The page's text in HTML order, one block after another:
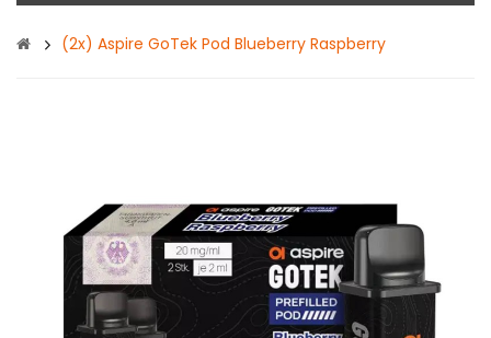
(2x) Aspire GoTek Pod Blueberry Raspberry